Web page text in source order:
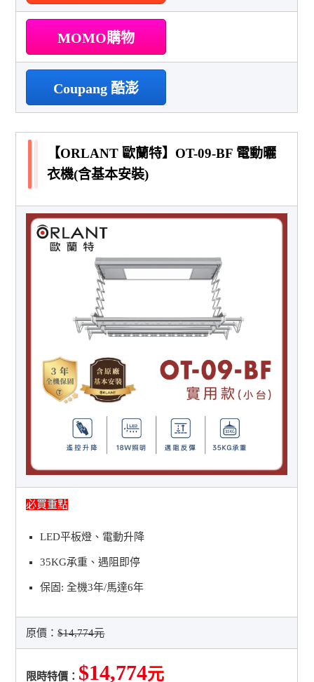
MOMO購物
Coupang 酷澎
【ORLANT 歐蘭特】OT-09-BF 電動曬
衣機(含基本安裝)
必買重點
LED平板燈、電動升降
35KG承重、遇阻即停
保固: 全機3年/馬達6年
原價：$14,774元
限時特價： $14,774元